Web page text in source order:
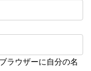
ラウザーに自分の名